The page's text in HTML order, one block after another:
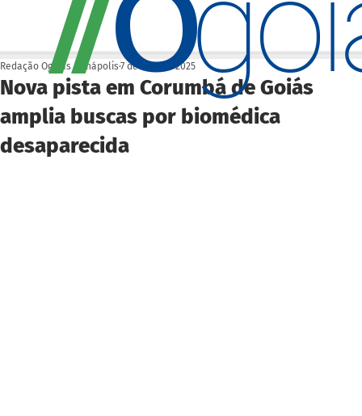
Nova pista em Corumbá de Goiás
amplia buscas por biomédica
desaparecida
Redação Ogoiás | Anápolis 7 de nov. de 2025